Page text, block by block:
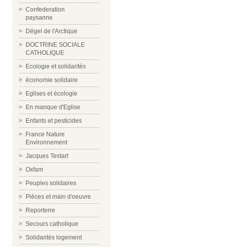
Confederation
paysanne
Dégel de l'Arctique
DOCTRINE SOCIALE
CATHOLIQUE
Ecologie et solidarités
économie solidaire
Eglises et écologie
En manque d'Eglise
Enfants et pesticides
France Nature
Environnement
Jacques Testart
Oxfam
Peuples solidaires
Pièces et main d'oeuvre
Reporterre
Secours catholique
Solidarités logement